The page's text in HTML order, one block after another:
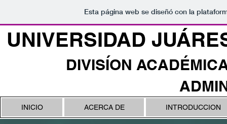
Esta página web se diseñó con la
UNIVERSIDAD
DIVISÍON
INICIO ACERCA DE INTRODUCCION